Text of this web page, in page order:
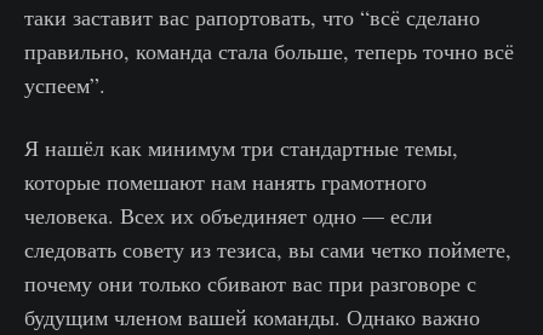
таки заставит вас рапортовать, что “всё сделано
правильно, команда стала больше, теперь точно всё
успеем”.
Я нашёл как минимум три стандартные темы,
которые помешают нам нанять грамотного
человека. Всех их объединяет одно — если
следовать совету из тезиса, вы сами четко поймете,
почему они только сбивают вас при разговоре с
будущим членом вашей команды. Однако важно